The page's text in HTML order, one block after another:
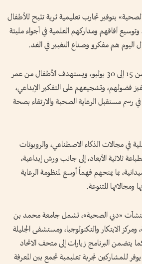
بتوفير تجارب تعليمية ثرية تتيح للأطفال
آفاقهم ومداركهم العلمية في أجواء مليئة
اليوم هم مفكرو وصناع التغيير في الغد.
ويُقام البرنامج خلال الفترة من 15 إلى 30 يوليو، ويستهدف الأطفال من عمر
على تحفيز فضولهم، وتشجيعهم على التفكير الإبداعي،
رسم مستقبل الرعاية الصحية والارتقاء بصحة
في مجالات الذكاء الاصطناعي، والروبوتات
ثلاثية الأبعاد، إلى جانب ورش إبداعية،
بما يمنحهم فهماً أوسع لمنظومة الرعاية
المتنوعة.
«دبي الصحية»، تشمل جامعة محمد بن
الابتكار والتكنولوجيا، ومستشفى الجليلة
يتضمن البرنامج زيارات إلى متحف الاتحاد
للمشاركين تجربة تعليمية تجمع بين المعرفة